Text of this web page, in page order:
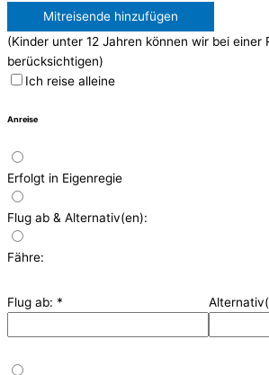
Mitreisende hinzufügen
(Kinder unter 12 Jahren können wir bei einer
berücksichtigen)
Ich reise alleine
Anreise
Erfolgt in Eigenregie
Flug ab & Alternativ(en):
Fähre:
Flug ab: *